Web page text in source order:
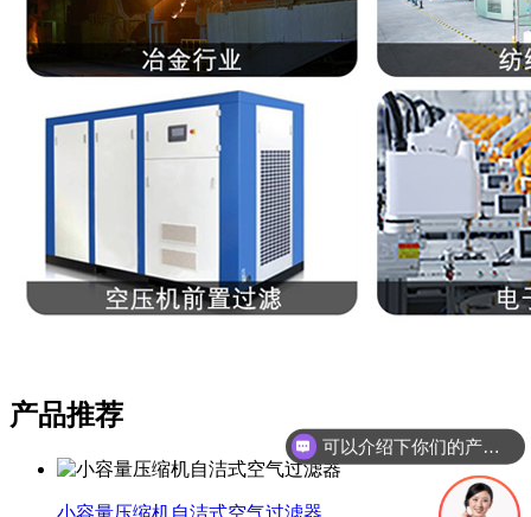
产品推荐
小容量压缩机自洁式空气过滤器
可以介绍下你们的产品么